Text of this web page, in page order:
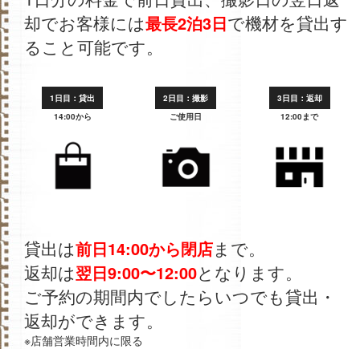
却でお客様には最長2泊3日で機材を貸出す
ること可能です。
1日目：貸出
14:00から
2日目：撮影
ご使用日
3日目：返却
12:00まで
貸出は前日14:00から閉店まで。
返却は翌日9:00〜12:00となります。
ご予約の期間内でしたらいつでも貸出・
返却ができます。
※店舗営業時間内に限る